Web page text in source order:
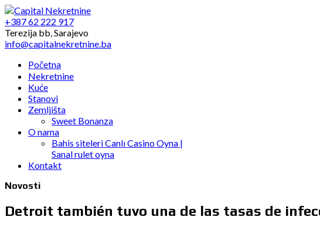
+387 62 222 917
Terezija bb, Sarajevo
info@capitalnekretnine.ba
Početna
Nekretnine
Kuće
Stanovi
Zemljišta
Sweet Bonanza
O nama
Bahis siteleri Canlı Casino Oyna |
Sanal rulet oyna
Kontakt
Novosti
Detroit también tuvo una de las tasas de